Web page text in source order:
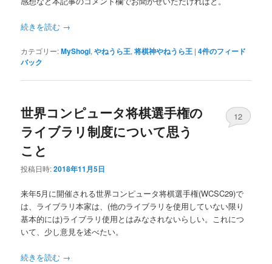
続きを読む →
カテゴリー:MyShogi,やねうら王,将棋神やねうら王 |4件のフィード
バック
世界コンピュータ将棋選手権の
ライブラリ制度について思う
こと
投稿日時:2018年11月5日
12
来年5月に開催される世界コンピュータ将棋選手権(WCSC29)で
は、ライブラリ本家は、(他のライブラリを使用していない限り
基本的には)ライブラリ使用とはみなされないらしい。これにつ
いて、少し意見を述べたい。
続きを読む →